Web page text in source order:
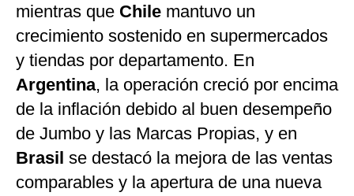
mientras que Chile mantuvo un
crecimiento sostenido en supermercados
y tiendas por departamento. En
Argentina, la operación creció por encima
de la inflación debido al buen desempeño
de Jumbo y las Marcas Propias, y en
Brasil se destacó la mejora de las ventas
comparables y la apertura de una nueva